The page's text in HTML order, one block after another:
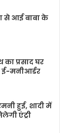
से आई बाबा के
का प्रसाद घर
ई-मनीआर्डर
हुई, शादी में
एंट्री